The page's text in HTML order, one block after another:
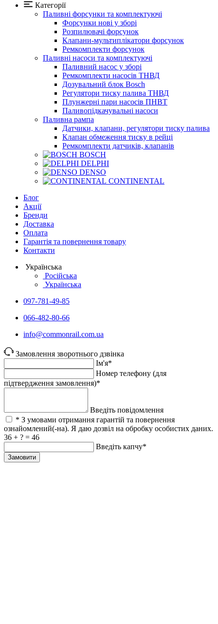
Категорії
Паливні форсунки та комплектуючі
Форсунки нові у зборі
Розпилювачі форсунок
Клапани-мультиплікатори форсунок
Ремкомплекти форсунок
Паливні насоси та комплектуючі
Паливний насос у зборі
Ремкомплекти насосів ТНВД
Дозувальний блок Bosch
Регулятори тиску палива ТНВД
Плунжерні пари насосів ПНВТ
Паливопідкачувальні насоси
Паливна рампа
Датчики, клапани, регулятори тиску палива
Клапан обмеження тиску в рейці
Ремкомплекти датчиків, клапанів
BOSCH
DELPHI
DENSO
CONTINENTAL
Блог
Акції
Бренди
Доставка
Оплата
Гарантія та повернення товару
Контакти
Українська
Російська
Українська
097-781-49-85
066-482-80-66
info@commonrail.com.ua
Замовлення зворотнього дзвінка
Ім'я*
Номер телефону (для
підтвердження замовлення)*
Введіть повідомлення
* З умовами отримання гарантій та повернення
ознайомлений(-на). Я даю дозвіл на обробку особистих даних.
36 + ? = 46
Введіть капчу*
Замовити